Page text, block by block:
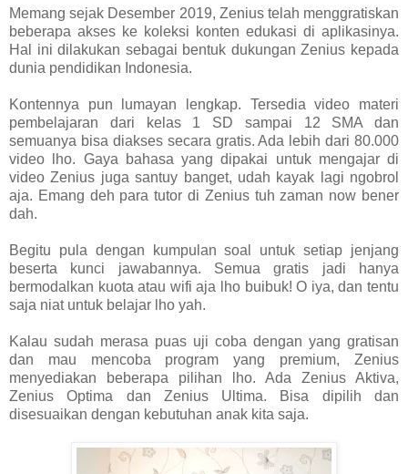
Memang sejak Desember 2019, Zenius telah menggratiskan
beberapa akses ke koleksi konten edukasi di aplikasinya.
Hal ini dilakukan sebagai bentuk dukungan Zenius kepada
dunia pendidikan Indonesia.
Kontennya pun lumayan lengkap. Tersedia video materi
pembelajaran dari kelas 1 SD sampai 12 SMA dan
semuanya bisa diakses secara gratis. Ada lebih dari 80.000
video lho. Gaya bahasa yang dipakai untuk mengajar di
video Zenius juga santuy banget, udah kayak lagi ngobrol
aja. Emang deh para tutor di Zenius tuh zaman now bener
dah.
Begitu pula dengan kumpulan soal untuk setiap jenjang
beserta kunci jawabannya. Semua gratis jadi hanya
bermodalkan kuota atau wifi aja lho buibuk! O iya, dan tentu
saja niat untuk belajar lho yah.
Kalau sudah merasa puas uji coba dengan yang gratisan
dan mau mencoba program yang premium, Zenius
menyediakan beberapa pilihan lho. Ada Zenius Aktiva,
Zenius Optima dan Zenius Ultima. Bisa dipilih dan
disesuaikan dengan kebutuhan anak kita saja.